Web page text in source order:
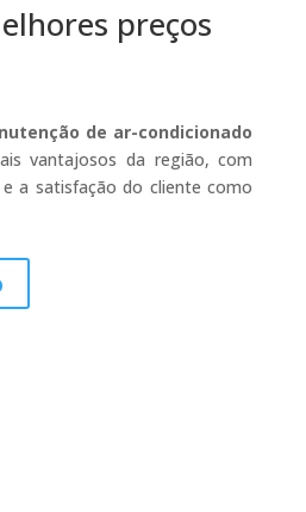
preços
de ar-condicionado
vantajosos da região, com
e a satisfação do cliente como